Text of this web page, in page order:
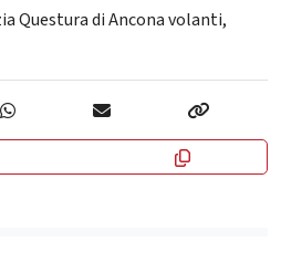
Questura di Ancona volanti,